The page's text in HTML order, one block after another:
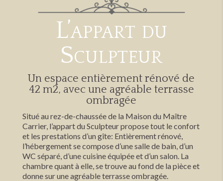
L’appart du
Sculpteur
Un espace entièrement rénové de
42 m2, avec une agréable terrasse
ombragée
Situé au rez-de-chaussée de la Maison du Maître
Carrier, l’appart du Sculpteur propose tout le confort
et les prestations d’un gîte: Entièrement rénové,
l’hébergement se compose d’une salle de bain, d’un
WC séparé, d’une cuisine équipée et d’un salon. La
chambre quant à elle, se trouve au fond de la pièce et
donne sur une agréable terrasse ombragée.